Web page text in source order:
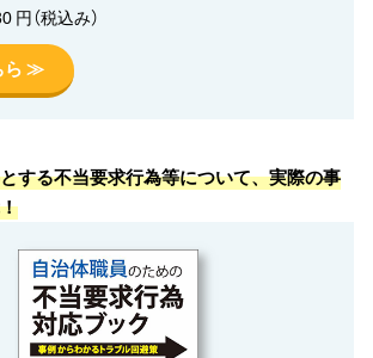
（税込み）
ら ≫
する不当要求行為等について、実際の事